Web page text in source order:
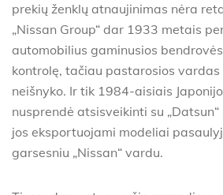
prekių ženklų atnaujinimas nėra
„Nissan Group“ dar 1933 metais
automobilius gaminusios bendrovės
kontrolę, tačiau pastarosios
neišnyko. Ir tik 1984-aisiais
nusprendė atsisveikinti su
jos eksportuojami modeliai
garsesniu „Nissan“ vardu.